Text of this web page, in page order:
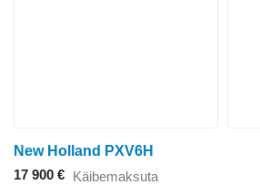
New Holland PXV6H
17 900 € Käibemaksuta